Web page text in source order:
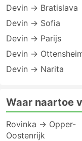
Devin → Bratislava
Devin → Sofia
Devin → Parijs
Devin →
Devin → Narita
Waar naartoe
Rovinka → Opper-
Oostenrijk